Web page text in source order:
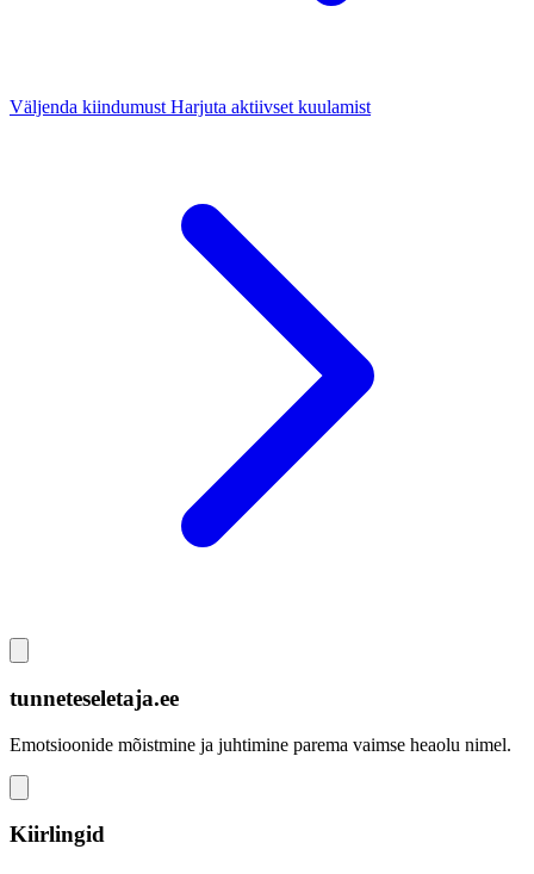
Väljenda kiindumust Harjuta aktiivset kuulamist
tunneteseletaja.ee
Emotsioonide mõistmine ja juhtimine parema vaimse heaolu nimel.
Kiirlingid